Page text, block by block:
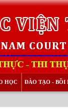
HỌC ĐÀO TẠO - BỒI